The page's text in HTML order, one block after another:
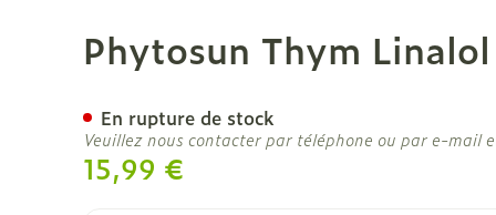
5mlPhytosun Thym
15,99 €
En rupture de stock
Veuillez nous contacter par téléphone ou par e-mail